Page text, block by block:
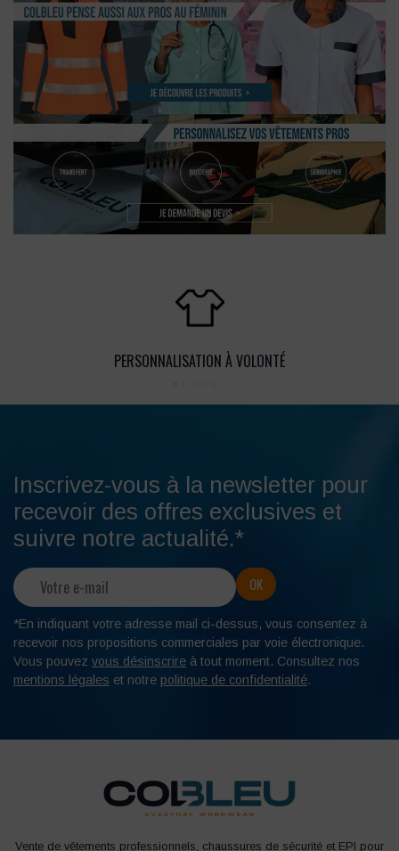
PERSONNALISATION À VOLONTÉ
Inscrivez-vous à la newsletter pour
recevoir des offres exclusives et
suivre notre actualité.*
*En indiquant votre adresse mail ci-dessus, vous consentez à
recevoir nos propositions commerciales par voie électronique.
Vous pouvez vous désinscrire à tout moment. Consultez nos
mentions légales et notre politique de confidentialité.
Vente de vêtements professionnels, chaussures de sécurité et EPI pour